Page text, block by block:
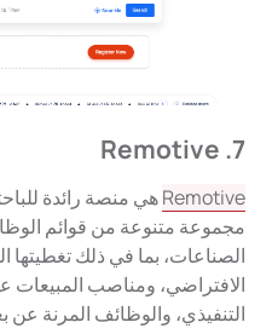
7. Remotive
Remotiveهي منصة رائدة
مجموعة متنوعة من قوائم
الصناعات، بما في ذلك
الافتراضي، ومناصب المبيعات
التنفيذي، والوظائف المرنة عن